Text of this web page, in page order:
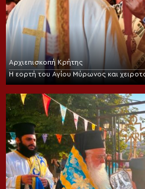
Αρχιεπισκοπή Κρήτης
Η εορτή του Αγίου Μύρωνος και